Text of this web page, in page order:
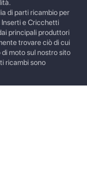
di parti ricambio per
Inserti e Cricchetti
principali produttori
trovare ciò di cui
moto sul nostro sito
ricambi sono